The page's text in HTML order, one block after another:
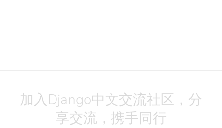
加入Django中文交流社区，分
享交流，携手同行